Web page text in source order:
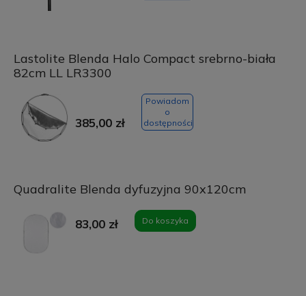
Lastolite Blenda Halo Compact srebrno-biała
82cm LL LR3300
385,00 zł
Powiadom
o
dostępności
Quadralite Blenda dyfuzyjna 90x120cm
83,00 zł Do koszyka